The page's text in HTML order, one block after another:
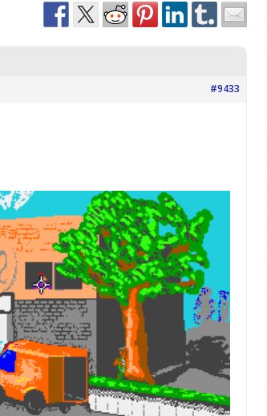
#9433